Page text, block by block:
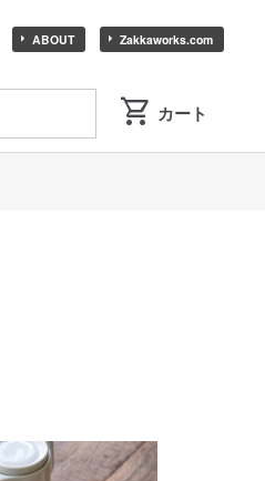
ABOUT Zakkaworks.com